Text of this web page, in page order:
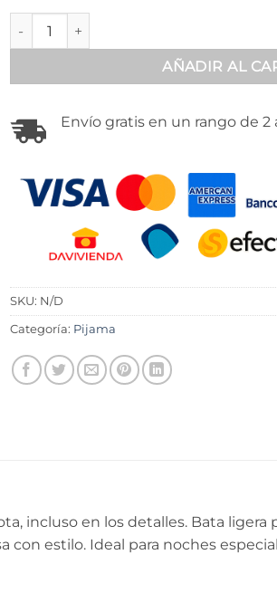
Bata negra en satín sensual - 300257
AÑADIR AL
Envío gratis en un rango de 2
SKU: N/D
Categoría: Pijama
incluso en los detalles. Bata ligera
estilo. Ideal para noches